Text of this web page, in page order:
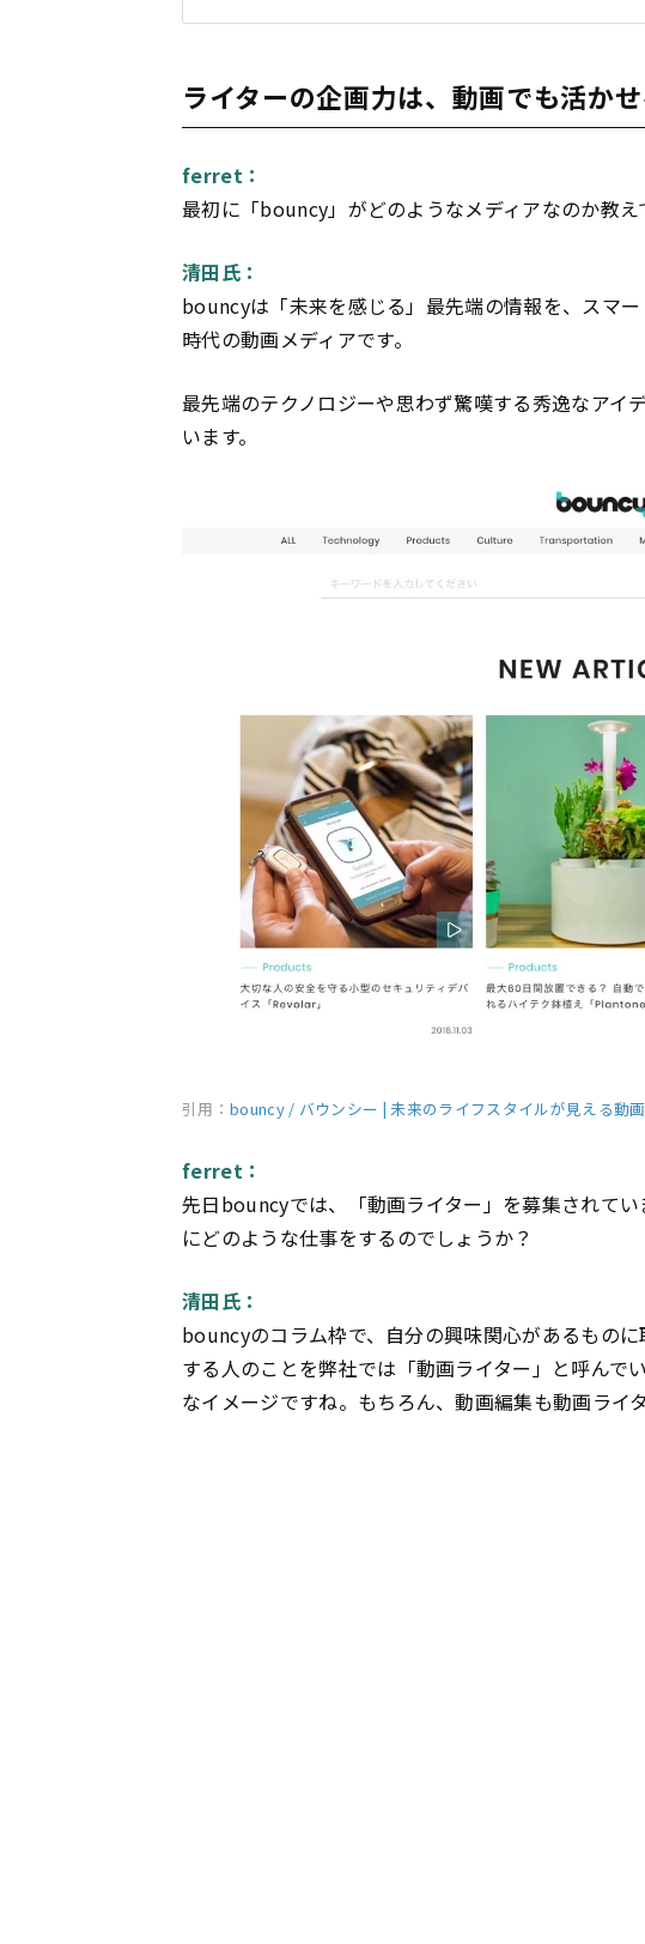
ライターの企画力は、動画でも活かせ
ferret：
最初に「bouncy」がどのようなメディアなのか教え
清田氏：
bouncyは「未来を感じる」最先端の情報を、スマ
時代の動画メディアです。
最先端のテクノロジーや思わず驚嘆する秀逸なアイ
います。
引用： bouncy / バウンシー | 未来のライフスタイルが見える動
ferret：
先日bouncyでは、「動画ライター」を募集されて
にどのような仕事をするのでしょうか？
清田氏：
bouncyのコラム枠で、自分の興味関心があるもの
する人のことを弊社では「動画ライター」と呼んで
なイメージですね。もちろん、動画編集も動画ライ